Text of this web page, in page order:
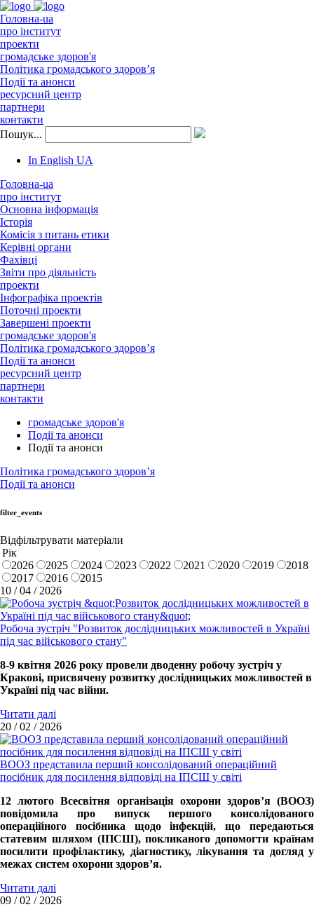
Головна-ua
про інститут
проекти
громадське здоров'я
Політика громадського здоров’я
Події та анонси
ресурсний центр
партнери
контакти
Пошук...
In English UA
Головна-ua
про інститут
Основна інформація
Історія
Комісія з питань етики
Керівні органи
Фахівці
Звіти про діяльність
проекти
Інфографіка проектів
Поточні проекти
Завершені проекти
громадське здоров'я
Політика громадського здоров’я
Події та анонси
ресурсний центр
партнери
контакти
громадське здоров'я
Події та анонси
Події та анонси
Політика громадського здоров’я
Події та анонси
filter_events
Відфільтрувати матеріали
Рік
2026
2025 2024 2023 2022 2021 2020 2019
2018
2017
2016
2015
10 / 04 / 2026
Робоча зустріч "Розвиток дослідницьких можливостей в Україні
під час військового стану"
8-9 квітня 2026 року провели дводенну робочу зустріч у
Кракові, присвячену розвитку дослідницьких можливостей в
Україні під час війни.
Читати далі
20 / 02 / 2026
ВООЗ представила перший консолідований операційний
посібник для посилення відповіді на ІПСШ у світі
12 лютого Всесвітня організація охорони здоров’я (ВООЗ)
повідомила про випуск першого консолідованого
операційного посібника щодо інфекцій, що передаються
статевим шляхом (ІПСШ), покликаного допомогти країнам
посилити профілактику, діагностику, лікування та догляд у
межах систем охорони здоров’я.
Читати далі
09 / 02 / 2026